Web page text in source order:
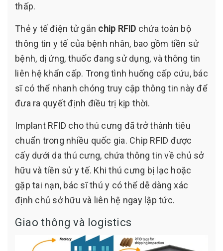
thấp.
Thẻ y tế điện tử gắn chip RFID chứa toàn bộ
thông tin y tế của bệnh nhân, bao gồm tiền sử
bệnh, dị ứng, thuốc đang sử dụng, và thông tin
liên hệ khẩn cấp. Trong tình huống cấp cứu, bác
sĩ có thể nhanh chóng truy cập thông tin này để
đưa ra quyết định điều trị kịp thời.
Implant RFID cho thú cưng đã trở thành tiêu
chuẩn trong nhiều quốc gia. Chip RFID được
cấy dưới da thú cưng, chứa thông tin về chủ sở
hữu và tiền sử y tế. Khi thú cưng bị lạc hoặc
gặp tai nạn, bác sĩ thú y có thể dễ dàng xác
định chủ sở hữu và liên hệ ngay lập tức.
Giao thông và logistics